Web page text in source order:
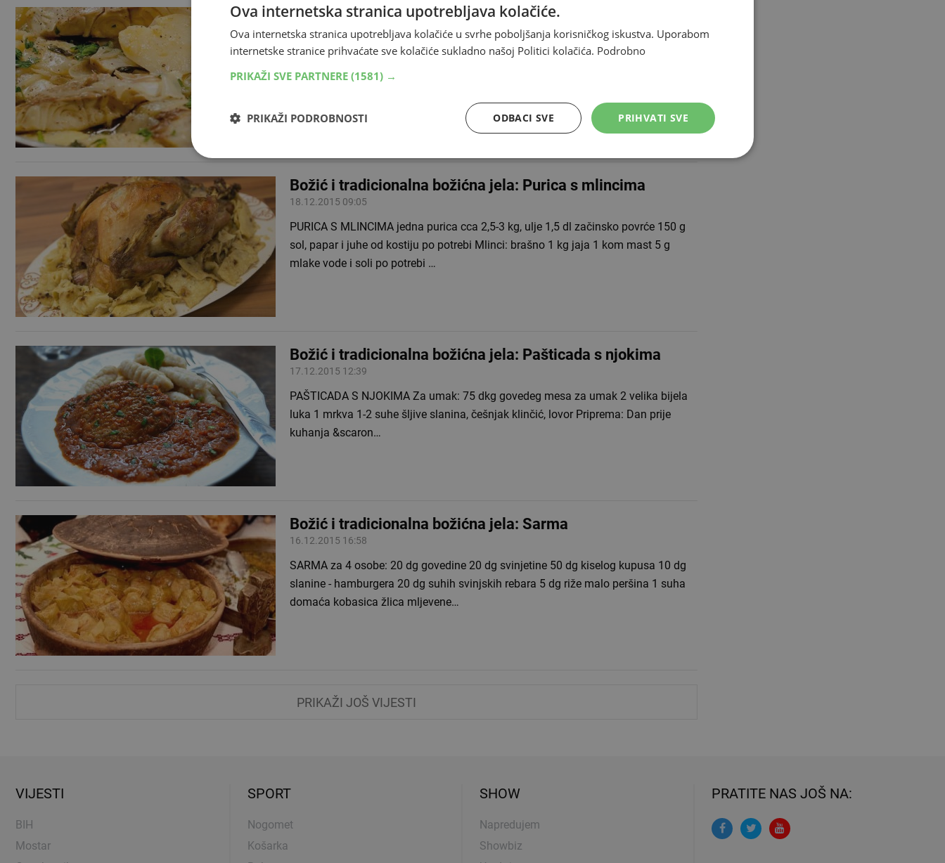
Božić i tradicionalna božićna jela: Bakalar s krumpirom
19.12.2015 12:55
BAKALAR S KRUMPIROM Potrebno: 400 g bakalara 1 kg krumpira 2,5 dl ulja
(maslinovo i obično) sol, papar češnjak, zeleni peršin Priprema: Bakalar dobro tući
Božić i tradicionalna božićna jela: Purica s mlincima
18.12.2015 09:05
PURICA S MLINCIMA jedna purica cca 2,5-3 kg, ulje 1,5 dl začinsko povrće 150 g
sol, papar i juhe od kostiju po potrebi Mlinci: brašno 1 kg jaja 1 kom mast 5 g
mlake vode i soli po potrebi …
Božić i tradicionalna božićna jela: Pašticada s njokima
17.12.2015 12:39
PAŠTICADA S NJOKIMA Za umak: 75 dkg govedeg mesa za umak 2 velika bijela
luka 1 mrkva 1-2 suhe šljive slanina, češnjak klinčić, lovor Priprema: Dan prije
kuhanja &scaron…
Božić i tradicionalna božićna jela: Sarma
16.12.2015 16:58
SARMA za 4 osobe: 20 dg govedine 20 dg svinjetine 50 dg kiselog kupusa 10 dg
slanine - hamburgera 20 dg suhih svinjskih rebara 5 dg riže malo peršina 1 suha
domaća kobasica žlica mljevene…
PRIKAŽI JOŠ VIJESTI
VIJESTI
BIH
Mostar
SPORT
Nogomet
Košarka
SHOW
Napredujem
Showbiz
PRATITE NAS JOŠ NA:
Ova internetska stranica upotrebljava kolačiće.
Ova internetska stranica upotrebljava kolačiće u svrhe poboljšanja korisničkog iskustva. Uporabom
internetske stranice prihvaćate sve kolačiće sukladno našoj Politici kolačića. Podrobno
PRIKAŽI SVE PARTNERE (1581) →
PRIHVATI SVE
ODBACI SVE
PRIKAŽI PODROBNOSTI